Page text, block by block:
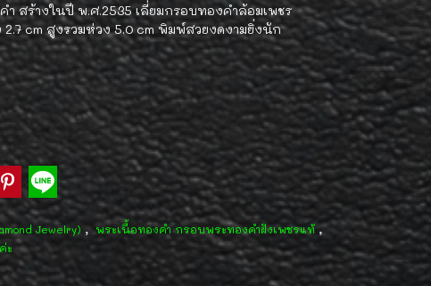
สร้างในปี พ.ศ.2535 เลี่ยมกรอบทองคำล้อมเพชร
2.7 cm สูงรวมห่วง 5.0 cm พิมพ์สวยงดงามยิ่งนัก
Jewelry) , พระเนื้อทองคำ กรอบพระทองคำฝังเพชรแท้ ,
ะ